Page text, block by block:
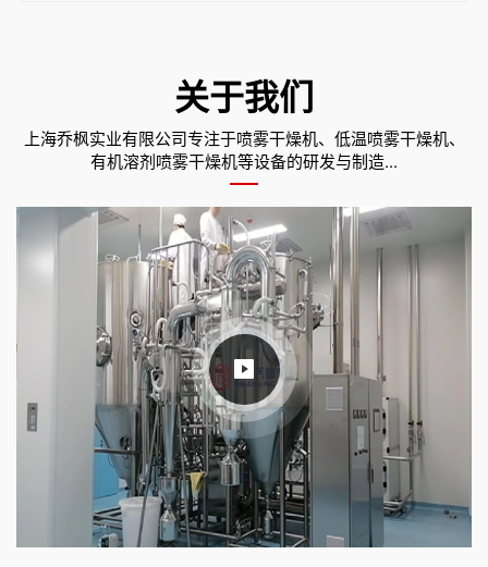
关于我们
上海乔枫实业有限公司专注于喷雾干燥机、低温喷雾干燥机、
有机溶剂喷雾干燥机等设备的研发与制造...